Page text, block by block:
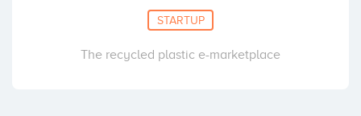
STARTUP
The recycled plastic e-marketplace